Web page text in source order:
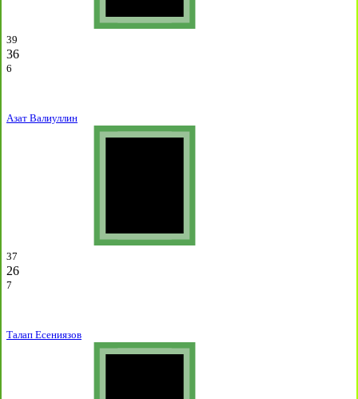
39
36
6
Азат Валиуллин
37
26
7
Талап Есениязов